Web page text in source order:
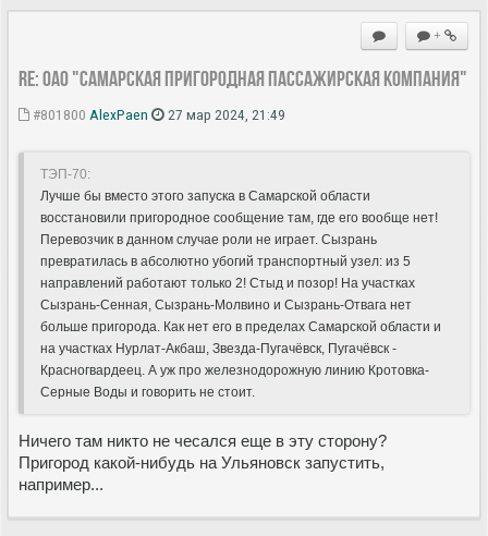
+
Re: ОАО "Самарская пригородная пассажирская компания"
#801800 AlexPaen 27 мар 2024, 21:49
ТЭП-70:
Лучше бы вместо этого запуска в Самарской области
восстановили пригородное сообщение там, где его вообще нет!
Перевозчик в данном случае роли не играет. Сызрань
превратилась в абсолютно убогий транспортный узел: из 5
направлений работают только 2! Стыд и позор! На участках
Сызрань-Сенная, Сызрань-Молвино и Сызрань-Отвага нет
больше пригорода. Как нет его в пределах Самарской области и
на участках Нурлат-Акбаш, Звезда-Пугачёвск, Пугачёвск -
Красногвардеец. А уж про железнодорожную линию Кротовка-
Серные Воды и говорить не стоит.
Ничего там никто не чесался еще в эту сторону?
Пригород какой-нибудь на Ульяновск запустить,
например...